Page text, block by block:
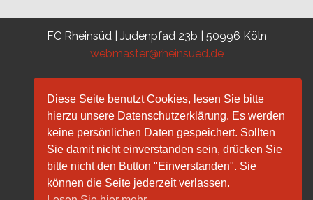
FC Rheinsüd | Judenpfad 23b | 50996 Köln
webmaster@rheinsued.de
Getränke Duschat
Diese Seite benutzt Cookies, lesen Sie bitte
hierzu unsere Datenschutzerklärung. Es werden
keine persönlichen Daten gespeichert. Sollten
Sie damit nicht einverstanden sein, drücken Sie
bitte nicht den Button "Einverstanden". Sie
können die Seite jederzeit verlassen.